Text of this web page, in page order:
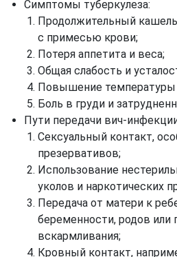
Симптомы туберкулеза:
Продолжительный
с примесью крови;
Потеря аппетита и веса;
Общая слабость и
Повышение температуры
Боль в груди и
Пути передачи вич-
Сексуальный контакт,
презервативов;
Использование
уколов и наркотических
Передача от матери к
беременности, родов или
вскармливания;
Кровный контакт,